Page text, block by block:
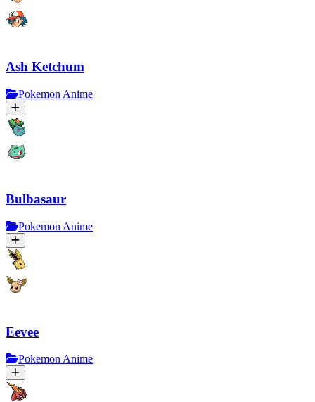
Ash Ketchum
Pokemon Anime
Bulbasaur
Pokemon Anime
Eevee
Pokemon Anime